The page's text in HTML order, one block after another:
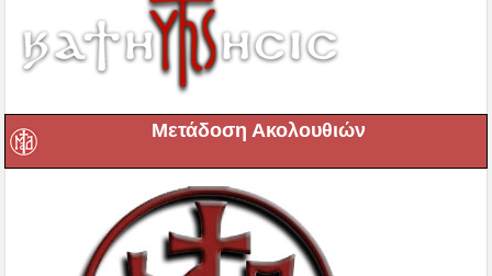
Μετάδοση Ακολουθιών